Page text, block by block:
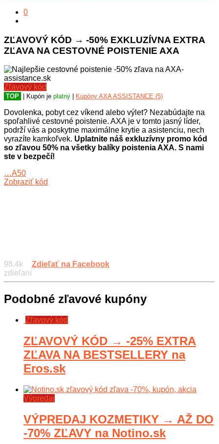
0
ZĽAVOVÝ KÓD → -50% EXKLUZÍVNA EXTRA
ZĽAVA NA CESTOVNÉ POISTENIE AXA
Zľavový kód
TOP | Kupón je platný Kupóny AXA ASSISTANCE (5)
Dovolenka, pobyt cez víkend alebo výlet? Nezabúdajte na
spoľahlivé cestovné poistenie. AXA je v tomto jasný líder,
podrží vás a poskytne maximálne krytie a asistenciu, nech
vyrazíte kamkoľvek. Uplatnite náš exkluzívny promo kód
so zľavou 50% na všetky balíky poistenia AXA. S nami
ste v bezpečí!
…A50
Zobraziť kód
98.4k
zdieľaní
Zdieľať na Facebook
Podobné zľavové kupóny
Zľavový kód
ZĽAVOVÝ KÓD → -25% EXTRA
ZĽAVA NA BESTSELLERY na
Eros.sk
Výpredaj
VÝPREDAJ KOZMETIKY → AŽ DO
-70% ZĽAVY na Notino.sk